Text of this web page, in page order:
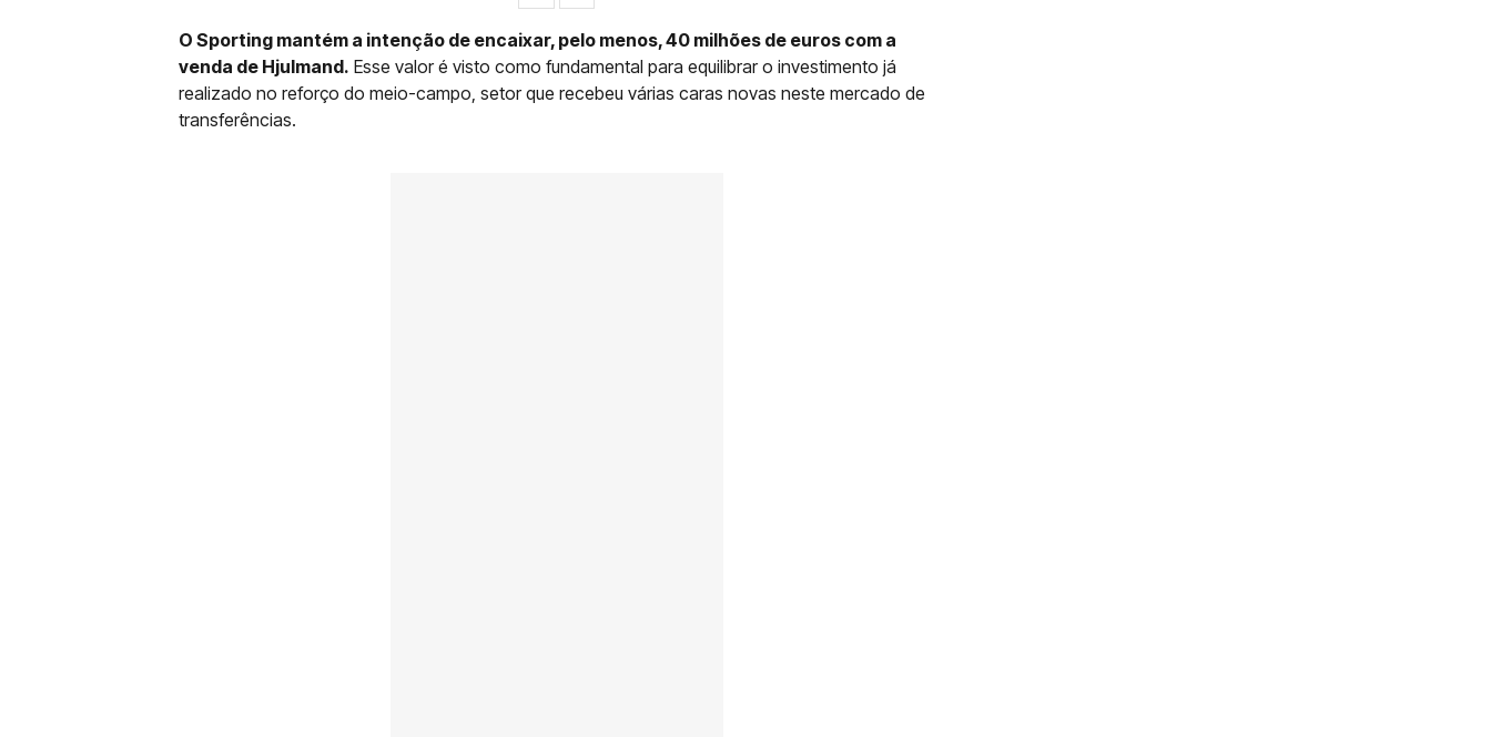
O Sporting mantém a intenção de encaixar, pelo menos, 40 milhões de euros com a
venda de Hjulmand. Esse valor é visto como fundamental para equilibrar o investimento já
realizado no reforço do meio-campo, setor que recebeu várias caras novas neste mercado de
transferências.